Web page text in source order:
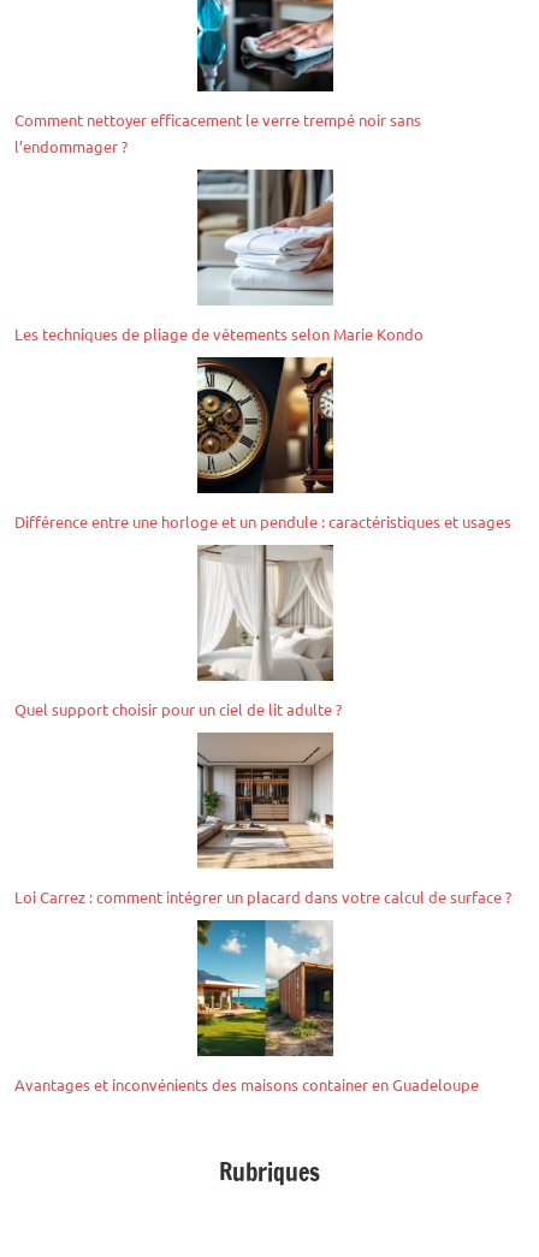
Comment nettoyer efficacement le verre trempé noir sans
l’endommager ?
Les techniques de pliage de vêtements selon Marie Kondo
Différence entre une horloge et un pendule : caractéristiques et usages
Quel support choisir pour un ciel de lit adulte ?
Loi Carrez : comment intégrer un placard dans votre calcul de surface ?
Avantages et inconvénients des maisons container en Guadeloupe
Rubriques